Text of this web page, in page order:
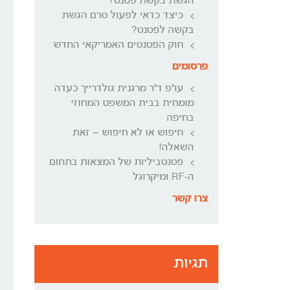
כיצד כדאי לפעול טרם הגשת
בקשה לפטנט?
חוק הפטנטים האמריקאי החדש
פרסומים
עו"פ ד"ר מרגנית גולדרייך כעדה
מומחית בבית המשפט המחוזי
בחיפה
חיפוש או לא חיפוש – זאת
השאלה!
פטנטביליות של המצאות בתחום
ה-RF ומיקרוגל
צרו קשר
תגיות